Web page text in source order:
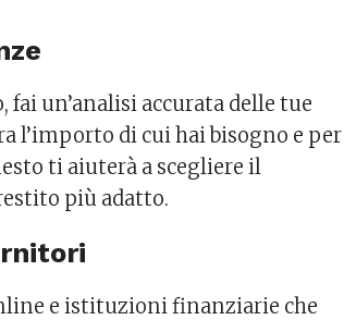
un’analisi accurata delle tue
l’importo di cui hai bisogno e per
ti aiuterà a scegliere il
più adatto.
e istituzioni finanziarie che